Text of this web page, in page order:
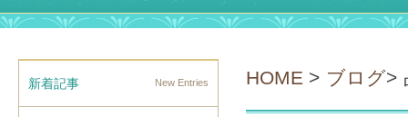
新着記事 New Entries HOME > ブログ>